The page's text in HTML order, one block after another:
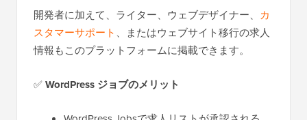
開発者に加えて、ライター、ウェブデザイナー、 カ
スタマーサポート 、またはウェブサイト移行の求人
情報もこのプラットフォームに掲載できます。
✅WordPress ジョブのメリット